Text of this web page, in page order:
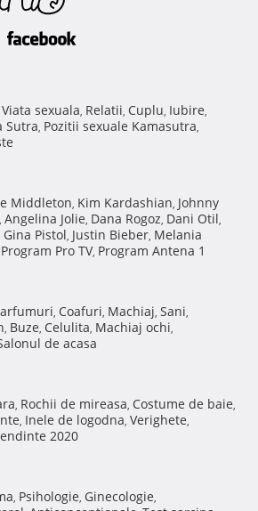
Viata sexuala, Relatii, Cuplu, Iubire,
Sutra, Pozitii sexuale Kamasutra,
Middleton, Kim Kardashian, Johnny
, Angelina Jolie, Dana Rogoz, Dani Otil,
Gina Pistol, Justin Bieber, Melania
Program Pro TV, Program Antena 1
, Coafuri, Machiaj, Sani,
, Buze, Celulita, Machiaj ochi,
de acasa
, Rochii de mireasa, Costume de baie,
, Inele de logodna, Verighete,
2020
, Psihologie, Ginecologie,